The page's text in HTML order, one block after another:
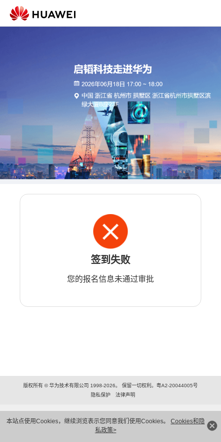
本站点使用Cookies，继续浏览表示您同意我们使用Cookies。 Cookies和隐
私政策>
签到失败
您的报名信息未通过审批
版权所有 © 华为技术有限公司 1998-2026。 保留一切权利。粤A2-20044005号
隐私保护
法律声明